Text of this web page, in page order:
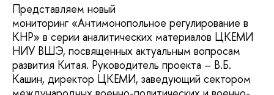
Представляем новый
мониторинг «Антимонопольное регулирование в
КНР» в серии аналитических материалов ЦКЕМИ
НИУ ВШЭ, посвященных актуальным вопросам
развития Китая. Руководитель проекта – В.Б.
Кашин, директор ЦКЕМИ, заведующий сектором